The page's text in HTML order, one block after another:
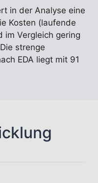
in der Analyse eine
Kosten (laufende
im Vergleich gering
strenge
EDA liegt mit 91